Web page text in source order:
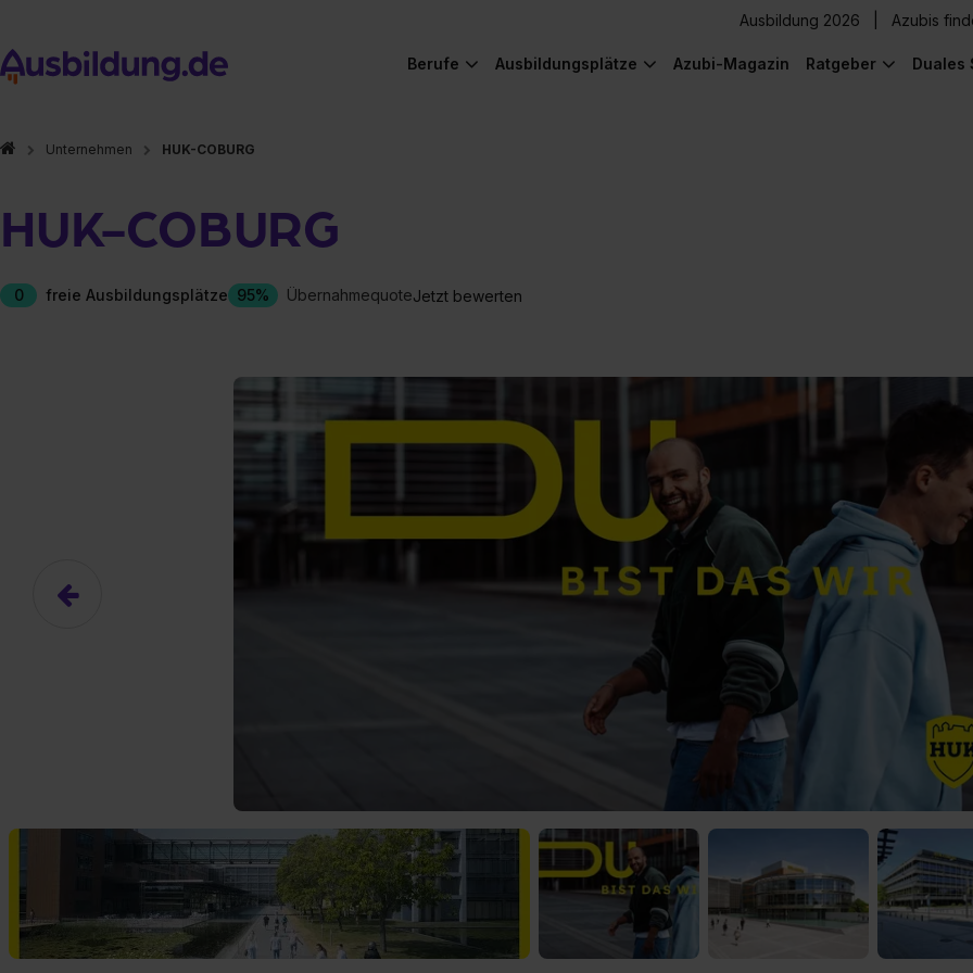
Ausbildung 2026 Azubis
Berufe Ausbildungsplätze Azubi-Magazin Ratgeber Duales
Unternehmen HUK-COBURG
HUK-COBURG
0 freie Ausbildungsplätze 95% ÜbernahmequoteJetzt bewerten
Hier gibt es (eigentlich) was Cooles zu sehen!
Das hier ist ein Platzhalter für Video-Content von YouTube. Neugierig? Dann schalte die Inhalte jetzt
Ja, ich erlaube die externen Inhalte von YouTube.
Ich bin damit einverstanden, dass mir die externen Inhalte angezeigt werden. Personenbezogene Daten
an Drittplattformen übermittelt werden. Mehr Infos gibt es in der
Datenschutzerklärung